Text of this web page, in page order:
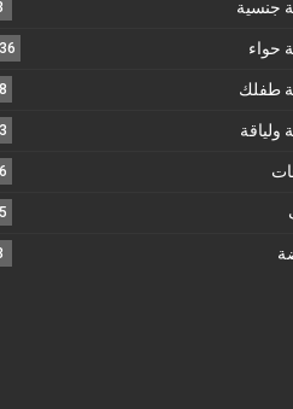
جنسية
حواء
طفلك